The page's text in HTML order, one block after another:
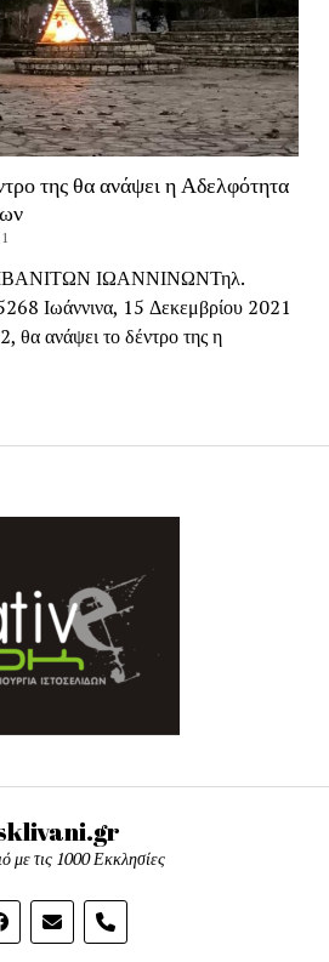
της θα ανάψει η Αδελφότητα
ΙΩΑΝΝΙΝΩΝΤηλ.
Ιωάννινα, 15 Δεκεμβρίου 2021
θα ανάψει το δέντρο της η
με τις 1000 Εκκλησίες